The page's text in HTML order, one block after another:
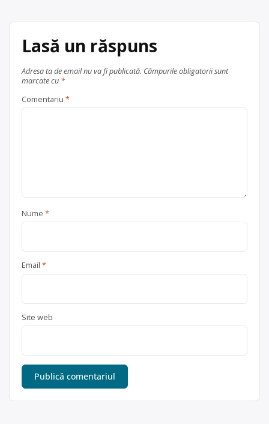
scoase din uz , în
Arad
Lasă un răspuns
Adresa ta de email nu va fi publicată. Câmpurile obligatorii sunt
marcate cu *
Comentariu *
Nume *
Email *
Site web